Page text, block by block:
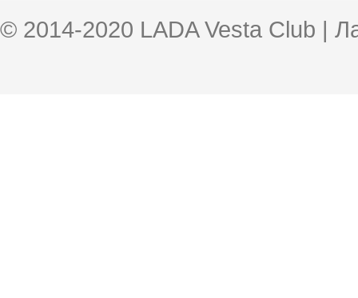
© 2014-2020 LADA Vesta Club |